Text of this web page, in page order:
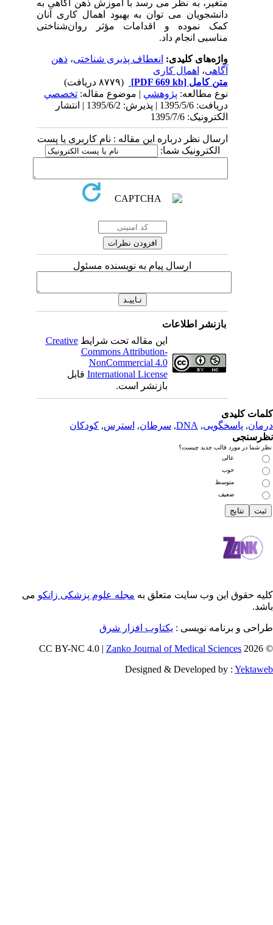
متغیر، به نظر می رسد با آموزش ذهن آگاهی به
دانشجویان می توان به بهبود اهمال کاری آنان
کمک نموده و اقدامات مؤثر روان‌شناختی
مناسبی انجام داد.
واژه‌های کلیدی:انعطاف پذیری شناختی، ذهن
اهمال کاری
[PDF 669 kb]
(۸۷۷۹ دریافت)
نوع مطالعه:پژوهشي| موضوع مقاله:تخصصي
دریافت: 1395/5/6 | پذیرش: 1395/6/2 | انتشار
الکترونیک: 1395/7/6
ارسال نظر درباره این مقاله : نام کاربری یا پست
الکترونیک شما:
ارسال پیام به نویسنده مسئول
بازنشر اطلاعات
این مقاله تحت شرایطCreative
Commons Attribution-
NonCommercial 4.0
International Licenseقابل
بازنشر است.
,
DNA
,سرطان, استرس, کودکان
قالب جدید چیست؟
عالی
خوب
متوسط
ضعیف
این وب سایت متعلق به مجله علوم پزشکی زانکومی
نویسی :یکتاوب افزار شرق
Zanko Journal of Medical
Designed & Developed by :